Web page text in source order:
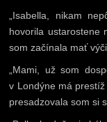
„Isabella, nikam
hovorila ustarostene
som začínala mať
„Mami, už som
v Londýne má
presadzovala som si